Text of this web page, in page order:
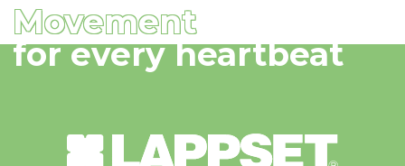
Movement
for every heartbeat